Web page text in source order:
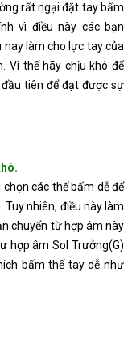
rất ngại đặt tay bấm
vì điều này các bạn
làm cho lực tay của
Vì thế hãy chịu khó để
tiên để đạt được sự
các thế bấm dễ để
Tuy nhiên, điều này làm
chuyển từ hợp âm này
hợp âm Sol Trưởng(G)
bấm thế tay dễ như